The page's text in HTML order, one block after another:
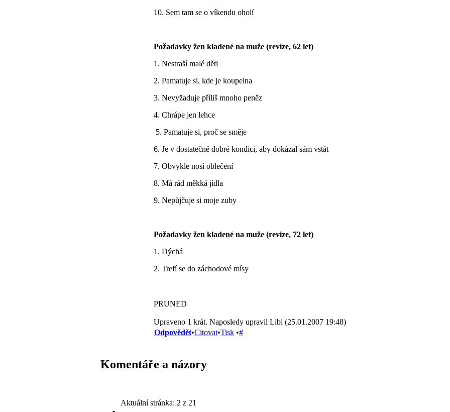
10. Sem tam se o víkendu oholí
Požadavky žen kladené na muže (revize, 62 let)
1. Nestraší malé děti
2. Pamatuje si, kde je koupelna
3. Nevyžaduje příliš mnoho peněz
4. Chrápe jen lehce
5. Pamatuje si, proč se směje
6. Je v dostatečně dobré kondici, aby dokázal sám vstát
7. Obvykle nosí oblečení
8. Má rád měkká jídla
9. Nepůjčuje si moje zuby
Požadavky žen kladené na muže (revize, 72 let)
1. Dýchá
2. Trefí se do záchodové mísy
PRUNED
Upraveno 1 krát. Naposledy upravil Libi (25.01.2007 19:48)
Odpovědět•Citovat•Tisk •#
Komentáře a názory
Aktuální stránka: 2 z 21